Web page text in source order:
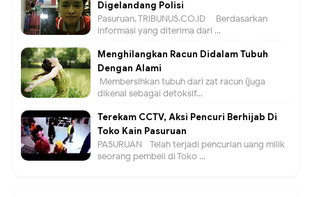
Digelandang Polisi
Pasuruan, TRIBUNUS.CO.ID - Berdasarkan
informasi yang diterima dari ...
Menghilangkan Racun Didalam Tubuh
Dengan Alami
Membersihkan tubuh dari zat racun (juga
dikenal sebagai detoksif...
Terekam CCTV, Aksi Pencuri Berhijab Di
Toko Kain Pasuruan
PASURUAN - Telah terjadi pencurian uang milik
seorang pembeli di Toko ...